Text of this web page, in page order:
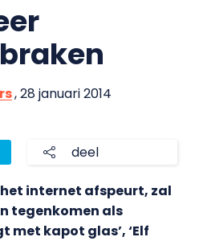
, 28 januari 2014
deel
internet afspeurt, zal
tegenkomen als
met kapot glas’, ‘Elf